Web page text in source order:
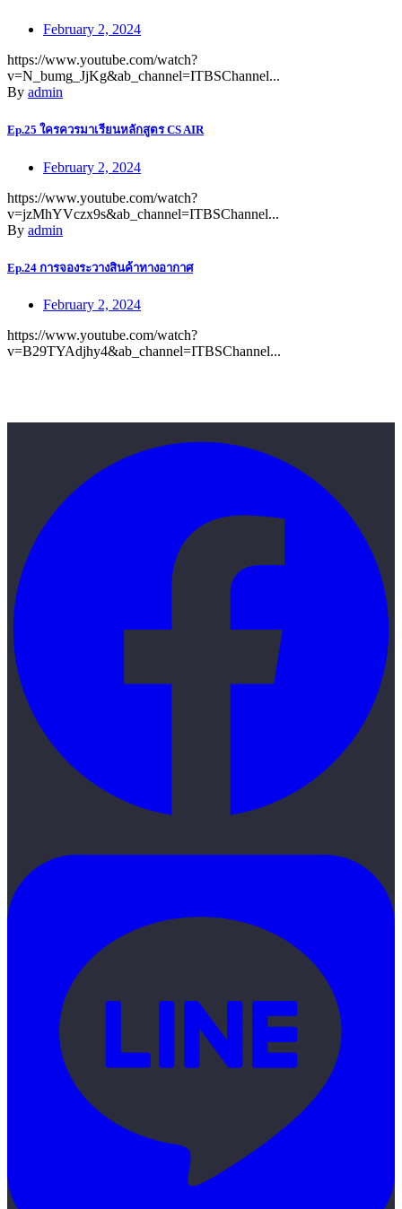
February 2, 2024
https://www.youtube.com/watch?
v=N_bumg_JjKg&ab_channel=ITBSChannel...
By admin
Ep.25 ใครควรมาเรียนหลักสูตร CS AIR
February 2, 2024
https://www.youtube.com/watch?
v=jzMhYVczx9s&ab_channel=ITBSChannel...
By admin
Ep.24 การจองระวางสินค้าทางอากาศ
February 2, 2024
https://www.youtube.com/watch?
v=B29TYAdjhy4&ab_channel=ITBSChannel...